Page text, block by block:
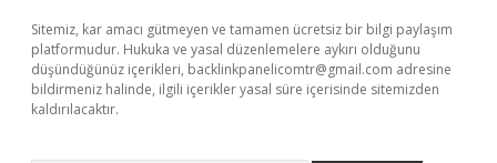
Sitemiz, kar amacı gütmeyen ve tamamen ücretsiz bir bilgi paylaşım
platformudur. Hukuka ve yasal düzenlemelere aykırı olduğunu
düşündüğünüz içerikleri, backlinkpanelicomtr@gmail.com adresine
bildirmeniz halinde, ilgili içerikler yasal süre içerisinde sitemizden
kaldırılacaktır.